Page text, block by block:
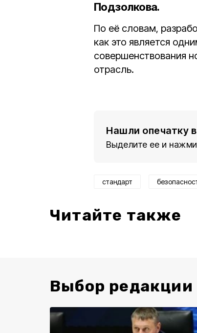
Подзолкова.
По её словам,
как это является
совершенствования
отрасль.
Нашли опечатку
Выделите ее и
стандарт
Читайте также
Выбор редакции